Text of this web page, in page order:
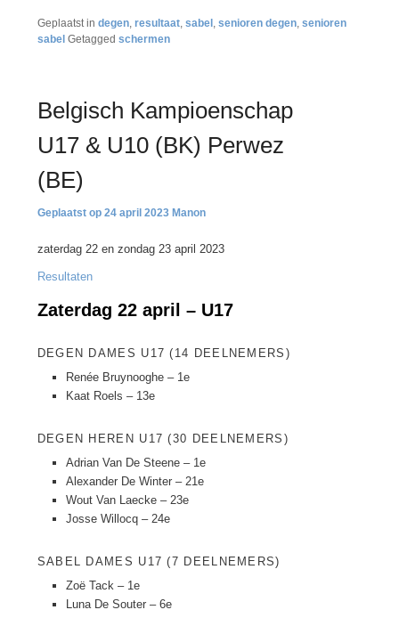
Geplaatst in degen, resultaat, sabel , senioren degen, senioren
sabel Getagged schermen
Belgisch Kampioenschap
U17 & U10 (BK) Perwez
(BE)
24 april 2023 Manon
zaterdag 22 en zondag 23 april 2023
Resultaten
Zaterdag 22 april – U17
DEGEN DAMES U17 (14 DEELNEMERS)
Renée Bruynooghe – 1e
Kaat Roels – 13e
DEGEN HEREN U17 (30 DEELNEMERS)
Adrian Van De Steene – 1e
Alexander De Winter – 21e
Wout Van Laecke – 23e
Josse Willocq – 24e
SABEL DAMES U17 (7 DEELNEMERS)
Zoë Tack – 1e
Luna De Souter – 6e